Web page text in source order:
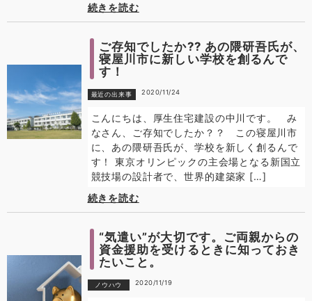
続きを読む
ご存知でしたか?? あの隈研吾氏が、
寝屋川市に新しい学校を創るんで
す！
最近の出来事 2020/11/24
こんにちは、厚生住宅建設の中川です。 み
なさん、ご存知でしたか？？ この寝屋川市
に、あの隈研吾氏が、学校を新しく創るんで
す！ 東京オリンピックの主会場となる新国立
競技場の設計者で、世界的建築家 […]
続きを読む
“気遣い”が大切です。ご両親からの
資金援助を受けるときに知っておき
たいこと。
ノウハウ 2020/11/19